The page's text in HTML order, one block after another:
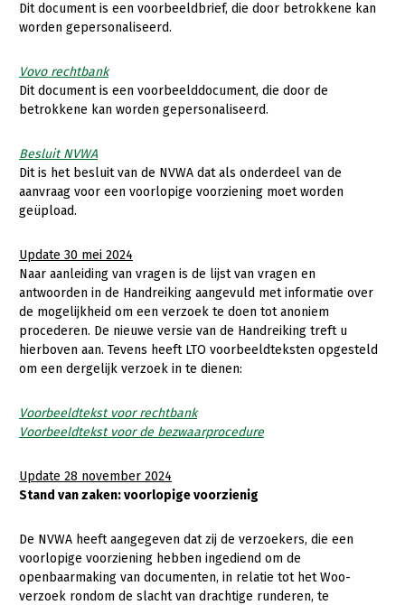
Contact
Dit document is een voorbeeldbrief, die door betrokkene kan
worden gepersonaliseerd.
Vovo rechtbank
Dit document is een voorbeelddocument, die door de
betrokkene kan worden gepersonaliseerd.
Besluit NVWA
Dit is het besluit van de NVWA dat als onderdeel van de
aanvraag voor een voorlopige voorziening moet worden
geüpload.
Update 30 mei 2024
Naar aanleiding van vragen is de lijst van vragen en
antwoorden in de Handreiking aangevuld met informatie over
de mogelijkheid om een verzoek te doen tot anoniem
procederen. De nieuwe versie van de Handreiking treft u
hierboven aan. Tevens heeft LTO voorbeeldteksten opgesteld
om een dergelijk verzoek in te dienen:
Voorbeeldtekst voor rechtbank
Voorbeeldtekst voor de bezwaarprocedure
Update 28 november 2024
Stand van zaken: voorlopige voorzienig
De NVWA heeft aangegeven dat zij de verzoekers, die een
voorlopige voorziening hebben ingediend om de
openbaarmaking van documenten, in relatie tot het Woo-
verzoek rondom de slacht van drachtige runderen, te